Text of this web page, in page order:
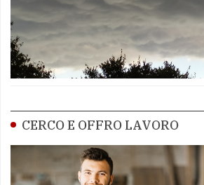
CERCO E OFFRO LAVORO